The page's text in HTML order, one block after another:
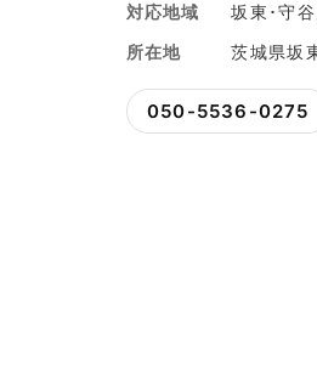
対応地域
坂東･守
所在地
茨城県坂
050-5536-0275